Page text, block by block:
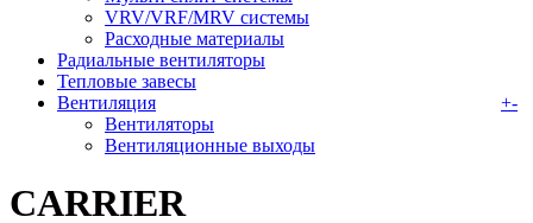
VRV/VRF/MRV системы
Расходные материалы
Радиальные вентиляторы
Тепловые завесы
Вентиляция
+-
Вентиляторы
Вентиляционные выходы
CARRIER